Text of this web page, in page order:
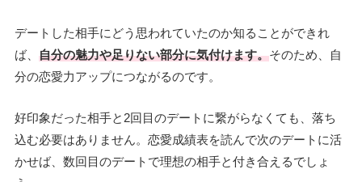
デートした相手にどう思われていたのか知ることができれ
ば、 自分の魅力や足りない部分に気付けます。そのため、自
分の恋愛力アップにつながるのです。
好印象だった相手と2回目のデートに繋がらなくても、落ち
込む必要はありません。恋愛成績表を読んで次のデートに活
かせば、数回目のデートで理想の相手と付き合えるでしょ